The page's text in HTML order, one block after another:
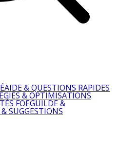
AIDE & QUESTIONS RAPIDES
& OPTIMISATIONS
FOEGUILDE &
SUGGESTIONS